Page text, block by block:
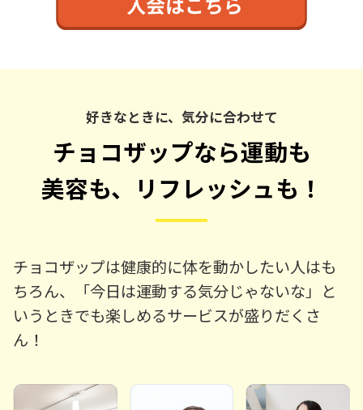
好きなときに、気分に合わせて
チョコザップなら運動も
美容も、リフレッシュも！
チョコザップは健康的に体を動かしたい人はも
ちろん、「今日は運動する気分じゃないな」と
いうときでも楽しめるサービスが盛りだくさ
ん！